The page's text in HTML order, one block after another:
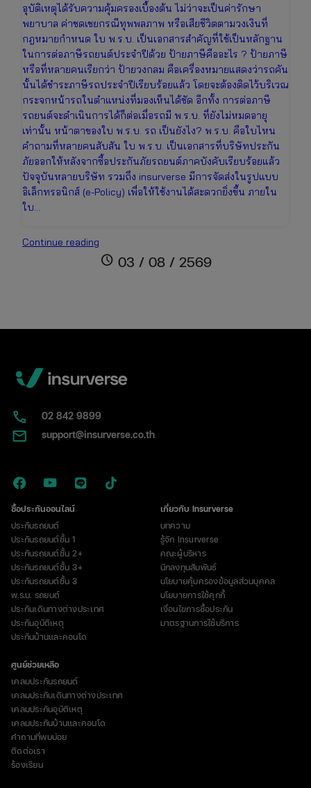
อุบัติเหตุได้รับความคุ้มครองเบื้องต้น ไม่ว่าจะเป็นค่ารักษา
พยาบาล ค่าชดเชยกรณีทุพพลภาพ หรือเสียชีวิตตามวงเงินที่
กฎหมายกำหนด ใบ พ.ร.บ. เป็นเอกสารสำคัญที่ใช้เป็นหลักฐาน
ในการต่อภาษีรถยนต์ประจำปีด้วย ป้ายภาษีคืออะไร ? ป้ายภาษี
หรือที่หลายคนเรียกว่า ป้ายวงกลม คือเครื่องหมายแสดงว่ารถคัน
นั้นได้ชำระภาษีรถประจำปีเรียบร้อยแล้ว โดยจะต้องติดไว้บริเวณ
กระจกหน้ารถในตำแหน่งที่มองเห็นได้ชัด อีกทั้ง การต่อภาษี
รถยนต์จะดำเนินการได้ก็ต่อเมื่อรถมี พ.ร.บ. ที่ยังไม่หมดอายุ
เท่านั้น หน้าตาของใบ พ.ร.บ. รถ เป็นยังไง? พ.ร.บ. คือใบไหน
คำถามที่หลายคนสับสัน ใบ พ.ร.บ. เป็นเอกสารที่บริษัทประกัน
ภัยออกให้หลังจากซื้อประกันภัยรถยนต์ภาคบังคับเรียบร้อยแล้ว
ปัจจุบันหลายบริษัท รวมถึง insurverse มีการจัดส่งในรูปแบบ
อิเล็กทรอนิกส์ (e-Policy) เพื่อให้ใช้งานได้สะดวกยิ่งขึ้น ภายใน
ใบ…
Continue reading
พ.ร.บ.
แบบ
วิธี
กับ
ภาษี
schedule 03 / 08 / 2569
02​ 842 9899
support@insurverse.co.th
ซื้อประกันออนไลน์
ประกันรถยนต์
ประกันรถยนต์ชั้น 1
ประกันรถยนต์ชั้น 2+
ประกันรถยนต์ชั้น 3+
ประกันรถยนต์ชั้น 3
พ.ร.บ. รถยนต์
ประกันเดินทางต่างประเทศ
ประกันอุบัติเหตุ
ประกันบ้านและคอนโด
เกี่ยวกับ Insurverse
บทความ
รู้จัก Insurverse
คณะผู้บริหาร
นักลงทุนสัมพันธ์
นโยบายคุ้มครองข้อมูลส่วนบุคคล
นโยบายการใช้คุกกี้
เงื่อนไขการซื้อประกัน
มาตรฐานการใช้บริการ
ศูนย์ช่วยเหลือ
เคลมประกันรถยนต์
เคลมประกันเดินทางต่างประเทศ
เคลมประกันอุบัติเหตุ
เคลมประกันบ้านและคอนโด
คำถามที่พบบ่อย
ติดต่อเรา
ร้องเรียน